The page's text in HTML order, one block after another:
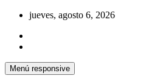
Saltar
contenido
jueves, agosto 6, 2026
Menú responsive